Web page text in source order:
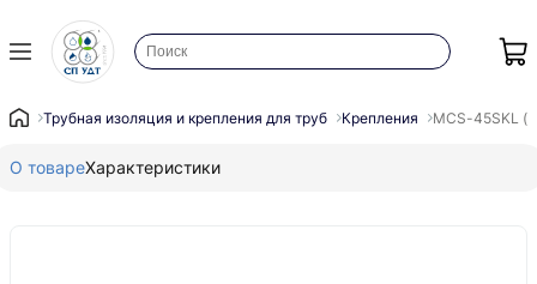
Трубная изоляция и крепления для труб Крепления MCS-45SKL
О товареХарактеристики